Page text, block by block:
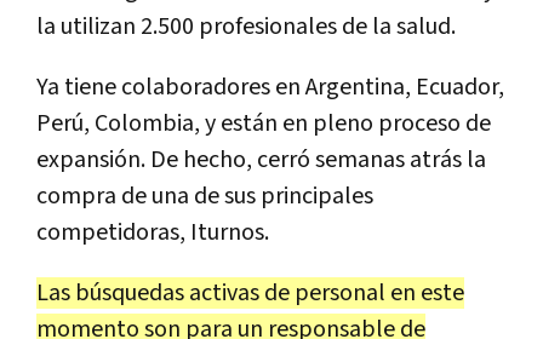
la utilizan 2.500 profesionales de la salud.
Ya tiene colaboradores en Argentina, Ecuador,
Perú, Colombia, y están en pleno proceso de
expansión. De hecho, cerró semanas atrás la
compra de una de sus principales
competidoras, Iturnos.
Las búsquedas activas de personal en este
momento son para un responsable de